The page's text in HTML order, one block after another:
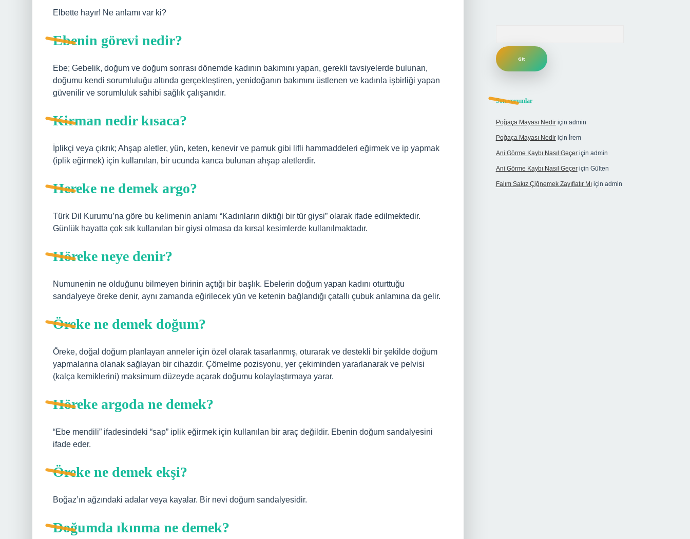
Elbette hayır! Ne anlamı var ki?
Ebenin görevi nedir?
Ebe; Gebelik, doğum ve doğum sonrası dönemde kadının bakımını yapan, gerekli tavsiyelerde bulunan,
doğumu kendi sorumluluğu altında gerçekleştiren, yenidoğanın bakımını üstlenen ve kadınla işbirliği yapan
güvenilir ve sorumluluk sahibi sağlık çalışanıdır.
Kirman nedir kısaca?
İplikçi veya çıkrık; Ahşap aletler, yün, keten, kenevir ve pamuk gibi lifli hammaddeleri eğirmek ve ip yapmak
(iplik eğirmek) için kullanılan, bir ucunda kanca bulunan ahşap aletlerdir.
Hereke ne demek argo?
Türk Dil Kurumu’na göre bu kelimenin anlamı “Kadınların diktiği bir tür giysi” olarak ifade edilmektedir.
Günlük hayatta çok sık kullanılan bir giysi olmasa da kırsal kesimlerde kullanılmaktadır.
Höreke neye denir?
Numunenin ne olduğunu bilmeyen birinin açtığı bir başlık. Ebelerin doğum yapan kadını oturttuğu
sandalyeye öreke denir, aynı zamanda eğirilecek yün ve ketenin bağlandığı çatallı çubuk anlamına da gelir.
Öreke ne demek doğum?
Öreke, doğal doğum planlayan anneler için özel olarak tasarlanmış, oturarak ve destekli bir şekilde doğum
yapmalarına olanak sağlayan bir cihazdır. Çömelme pozisyonu, yer çekiminden yararlanarak ve pelvisi
(kalça kemiklerini) maksimum düzeyde açarak doğumu kolaylaştırmaya yarar.
Höreke argoda ne demek?
“Ebe mendili” ifadesindeki “sap” iplik eğirmek için kullanılan bir araç değildir. Ebenin doğum sandalyesini
ifade eder.
Öreke ne demek ekşi?
Boğaz’ın ağzındaki adalar veya kayalar. Bir nevi doğum sandalyesidir.
Doğumda ıkınma ne demek?
Son yorumlar
Poğaça Mayası Nediriçin admin
Poğaça Mayası Nediriçin İrem
Ani Görme Kaybı Nasıl Geçeriçin admin
Ani Görme Kaybı Nasıl Geçeriçin Gülten
Falım Sakız Çiğnemek Zayıflatır Mıiçin admin